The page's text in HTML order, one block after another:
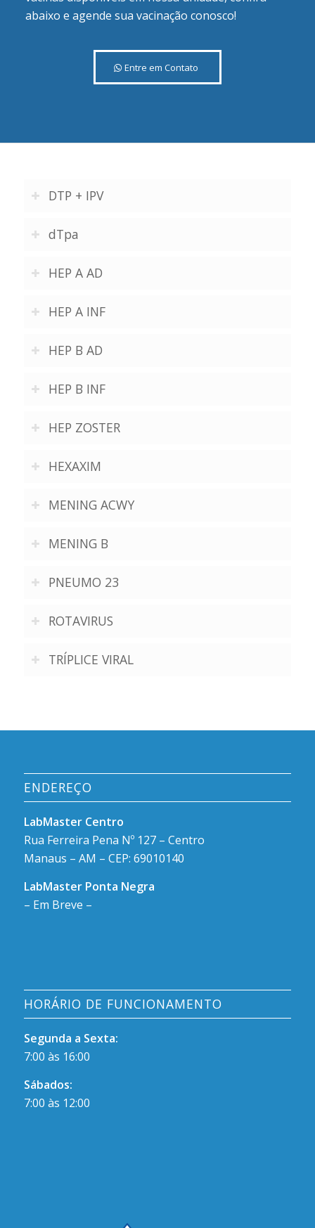
abaixo e agende sua vacinação conosco!
Entre em Contato
DTP + IPV
dTpa
HEP A AD
HEP A INF
HEP B AD
HEP B INF
HEP ZOSTER
HEXAXIM
MENING ACWY
MENING B
PNEUMO 23
ROTAVIRUS
TRÍPLICE VIRAL
ENDEREÇO
LabMaster Centro
Rua Ferreira Pena Nº 127 – Centro
Manaus – AM – CEP: 69010140
LabMaster Ponta Negra
– Em Breve –
HORÁRIO DE FUNCIONAMENTO
Segunda a Sexta:
7:00 às 16:00
Sábados:
7:00 às 12:00